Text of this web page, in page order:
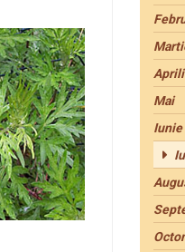
Mai
Iunie